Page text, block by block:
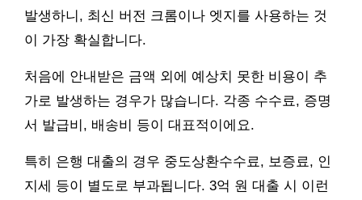
발생하니, 최신 버전 크롬이나 엣지를 사용하는 것
이 가장 확실합니다.
처음에 안내받은 금액 외에 예상치 못한 비용이 추
가로 발생하는 경우가 많습니다. 각종 수수료, 증명
서 발급비, 배송비 등이 대표적이에요.
특히 은행 대출의 경우 중도상환수수료, 보증료, 인
지세 등이 별도로 부과됩니다. 3억 원 대출 시 이런